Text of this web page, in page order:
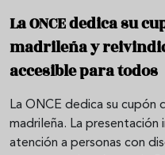
La ONCE dedica su
madrileña y
accesible para todos
La ONCE dedica su cupón
madrileña. La
atención a personas con